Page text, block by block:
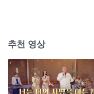
추천 영상